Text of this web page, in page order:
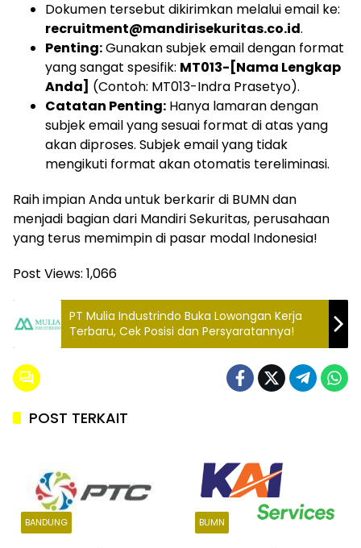
Dokumen tersebut dikirimkan melalui email ke:
recruitment@mandirisekuritas.co.id.
Penting:Gunakan subjek email dengan format
yang sangat spesifik: MT013-[Nama Lengkap
Anda] (Contoh: MT013-Indra Prasetyo).
Catatan Penting: Hanya lamaran dengan
subjek email yang sesuai format di atas yang
akan diproses. Subjek email yang tidak
mengikuti format akan otomatis tereliminasi.
Raih impian Anda untuk berkarir di BUMN dan
menjadi bagian dari Mandiri Sekuritas, perusahaan
yang terus memimpin di pasar modal Indonesia!
Post Views: 1,066
PT Mulia Industrindo Buka Lowongan Kerja
Terbaru, Cek Posisi dan Persyaratannya!
POST TERKAIT
BANDUNG BUMN